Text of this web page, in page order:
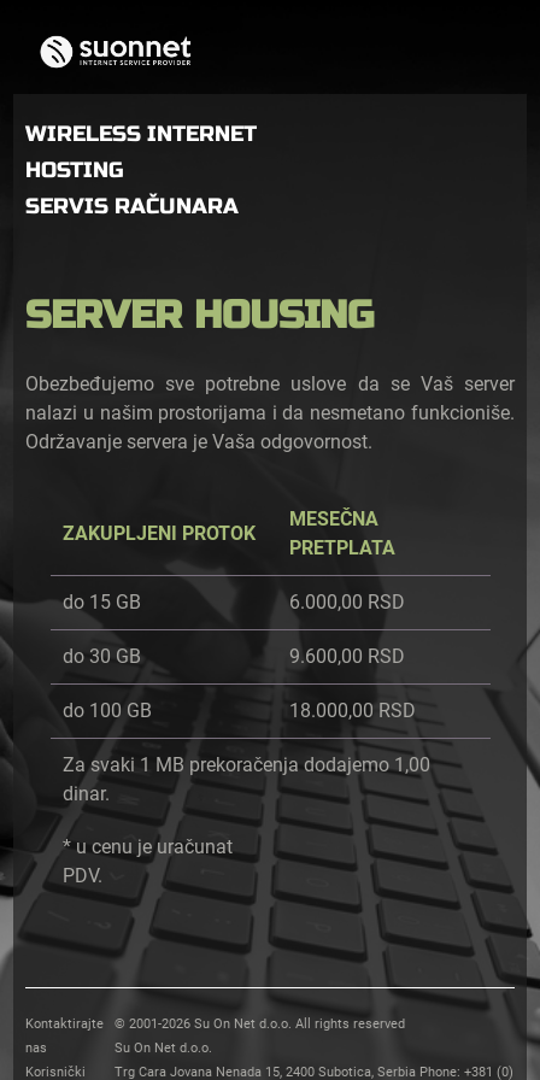
WIRELESS INTERNET
HOSTING
SERVIS RAČUNARA
SERVER HOUSING
Obezbeđujemo sve potrebne uslove da se Vaš server
nalazi u našim prostorijama i da nesmetano funkcioniše.
Održavanje servera je Vaša odgovornost.
ZAKUPLJENI PROTOK
MESEČNA
PRETPLATA
do 15 GB 6.000,00 RSD
do 30 GB 9.600,00 RSD
do 100 GB 18.000,00 RSD
Za svaki 1 MB prekoračenja dodajemo 1,00
dinar.
* u cenu je uračunat
PDV.
Kontaktirajte
nas
Korisnički
© 2001-2026 Su On Net d.o.o. All rights reserved
Su On Net d.o.o.
Trg Cara Jovana Nenada 15, 2400 Subotica, Serbia Phone: +381 (0)